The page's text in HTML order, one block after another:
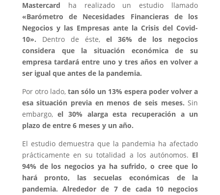
Mastercard ha realizado un estudio llamado
«Barómetro de Necesidades Financieras de los
Negocios y las Empresas ante la Crisis del Covid-
10». Dentro de éste, el 36% de los negocios
considera que la situación económica de su
empresa tardará entre uno y tres años en volver a
ser igual que antes de la pandemia.
Por otro lado, tan sólo un 13% espera poder volver a
esa situación previa en menos de seis meses. Sin
embargo,el 30% alarga esta recuperación a un
plazo de entre 6 meses y un año.
El estudio demuestra que la pandemia ha afectado
prácticamente en su totalidad a los autónomos. El
94% de los negocios ya ha sufrido, o cree que lo
hará pronto, las secuelas económicas de la
pandemia. Alrededor de 7 de cada 10 negocios